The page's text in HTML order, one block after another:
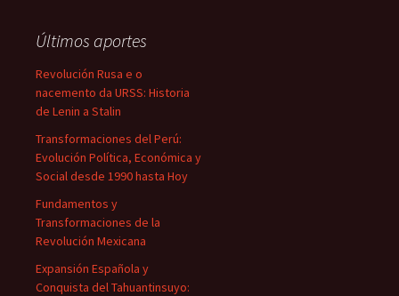
Últimos aportes
Revolución Rusa e o
nacemento da URSS: Historia
de Lenin a Stalin
Transformaciones del Perú:
Evolución Política, Económica y
Social desde 1990 hasta Hoy
Fundamentos y
Transformaciones de la
Revolución Mexicana
Expansión Española y
Conquista del Tahuantinsuyo: